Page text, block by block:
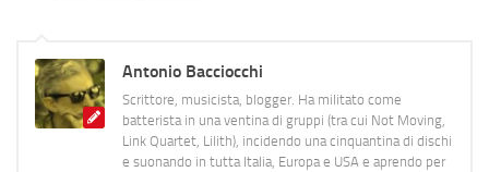
Antonio Bacciocchi
Scrittore, musicista, blogger. Ha militato come
batterista in una ventina di gruppi (tra cui Not Moving,
Link Quartet, Lilith), incidendo una cinquantina di dischi
e suonando in tutta Italia, Europa e USA e aprendo per